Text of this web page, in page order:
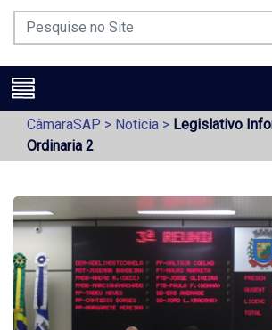
CâmaraSAP > Noticia > Legislativo
Ordinaria 2